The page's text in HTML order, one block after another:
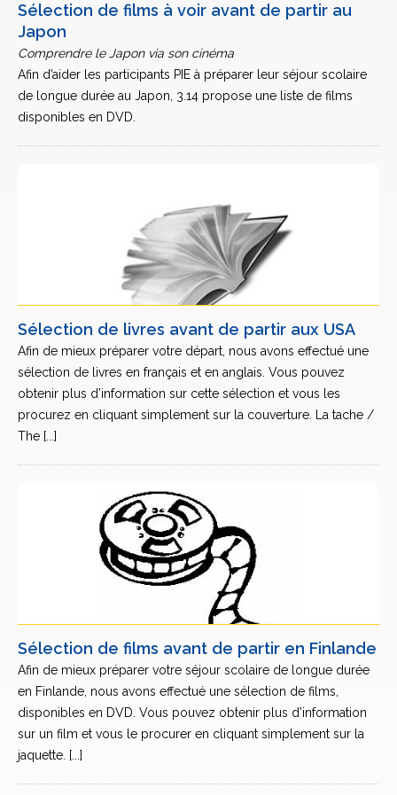
Sélection de films à voir avant de partir au
Japon
Comprendre le Japon via son cinéma
Afin d’aider les participants PIE à préparer leur séjour scolaire
de longue durée au Japon, 3.14 propose une liste de films
disponibles en DVD.
Sélection de livres avant de partir aux USA
Afin de mieux préparer votre départ, nous avons effectué une
sélection de livres en français et en anglais. Vous pouvez
obtenir plus d’information sur cette sélection et vous les
procurez en cliquant simplement sur la couverture. La tache /
The [...]
Sélection de films avant de partir en Finlande
Afin de mieux préparer votre séjour scolaire de longue durée
en Finlande, nous avons effectué une sélection de films,
disponibles en DVD. Vous pouvez obtenir plus d’information
sur un film et vous le procurer en cliquant simplement sur la
jaquette. [...]